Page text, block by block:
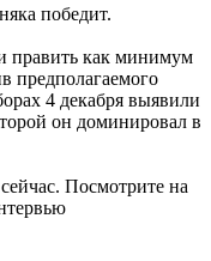
победит.
править как минимум
предполагаемого
4 декабря выявили
он доминировал в
Посмотрите на